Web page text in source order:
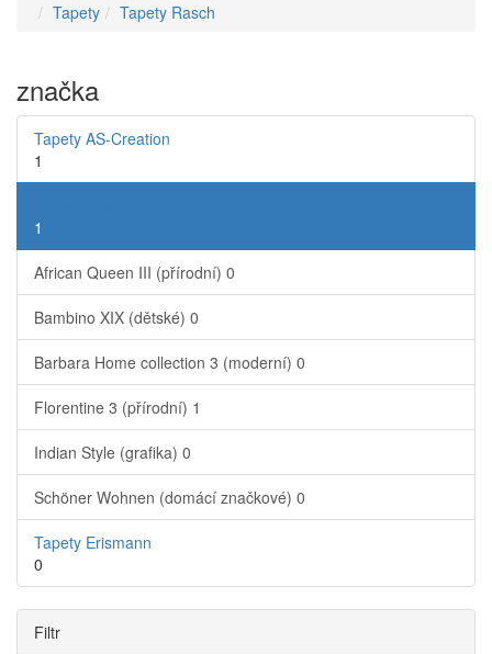
Tapety Tapety Rasch
značka
Tapety AS-Creation
1
1
African Queen III (přírodní) 0
Bambino XIX (dětské) 0
Barbara Home collection 3 (moderní) 0
Florentine 3 (přírodní) 1
Indian Style (grafika) 0
Schöner Wohnen (domácí značkové) 0
Tapety Erismann
0
Filtr